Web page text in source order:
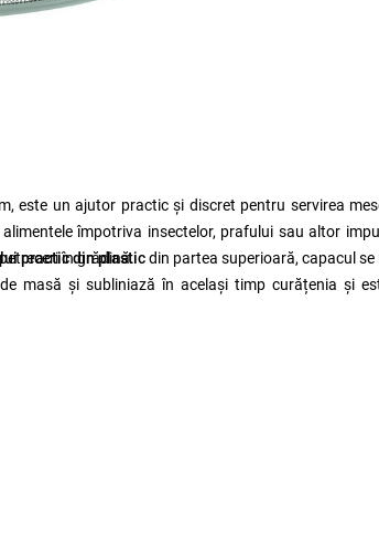
este un ajutor practic și discret pentru servirea
alimentele împotriva insectelor, prafului sau altor
în grădină.
practic din plasticdin partea superioară, capacul se
masă și subliniază în același timp curățenia și